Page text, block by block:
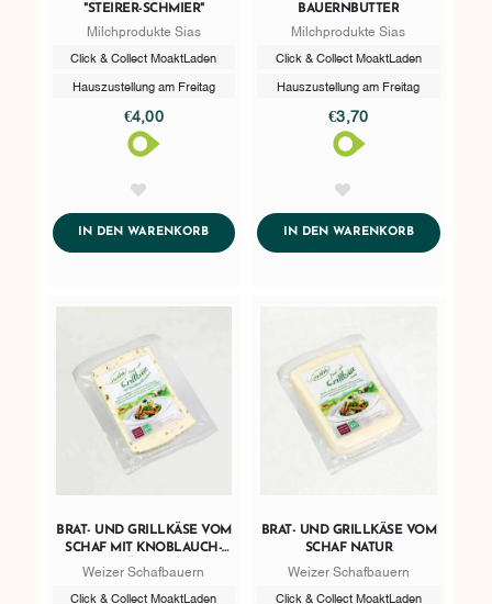
"STEIRER-SCHMIER"
Milchprodukte Sias
Click & Collect MoaktLaden
Hauszustellung am Freitag
€4,00
IN DEN WARENKORBADDTOCART
BAUERNBUTTER
Milchprodukte Sias
Click & Collect MoaktLaden
Hauszustellung am Freitag
€3,70
IN DEN WARENKORBADDTOCART
BRAT- UND GRILLKÄSE VOM
SCHAF MIT KNOBLAUCH-
KRÄUTERN
Weizer Schafbauern
Click & Collect MoaktLaden
BRAT- UND GRILLKÄSE VOM
SCHAF NATUR
Weizer Schafbauern
Click & Collect MoaktLaden